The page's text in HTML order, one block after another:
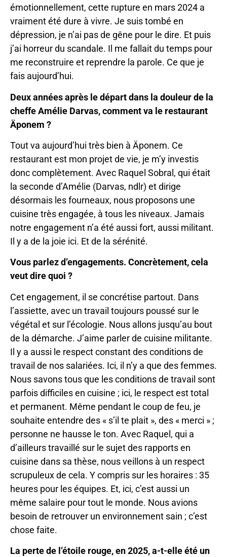
émotionnellement, cette rupture en mars 2024 a
vraiment été dure à vivre. Je suis tombé en
dépression, je n’ai pas de gêne pour le dire. Et puis
j’ai horreur du scandale. Il me fallait du temps pour
me reconstruire et reprendre la parole. Ce que je
fais aujourd’hui.
Deux années après le départ dans la douleur de la
cheffe Amélie Darvas, comment va le restaurant
Äponem ?
Tout va aujourd’hui très bien à Äponem. Ce
restaurant est mon projet de vie, je m’y investis
donc complètement. Avec Raquel Sobral, qui était
la seconde d’Amélie (Darvas, ndlr) et dirige
désormais les fourneaux, nous proposons une
cuisine très engagée, à tous les niveaux. Jamais
notre engagement n’a été aussi fort, aussi militant.
Il y a de la joie ici. Et de la sérénité.
Vous parlez d’engagements. Concrètement, cela
veut dire quoi ?
Cet engagement, il se concrétise partout. Dans
l’assiette, avec un travail toujours poussé sur le
végétal et sur l’écologie. Nous allons jusqu’au bout
de la démarche. J’aime parler de cuisine militante.
Il y a aussi le respect constant des conditions de
travail de nos salariées. Ici, il n’y a que des femmes.
Nous savons tous que les conditions de travail sont
parfois difficiles en cuisine ; ici, le respect est total
et permanent. Même pendant le coup de feu, je
souhaite entendre des « s’il te plait », des « merci » ;
personne ne hausse le ton. Avec Raquel, qui a
d’ailleurs travaillé sur le sujet des rapports en
cuisine dans sa thèse, nous veillons à un respect
scrupuleux de cela. Y compris sur les horaires : 35
heures pour les équipes. Et, ici, c’est aussi un
même salaire pour tout le monde. Nous avions
besoin de retrouver un environnement sain ; c’est
chose faite.
La perte de l’étoile rouge, en 2025, a-t-elle été un